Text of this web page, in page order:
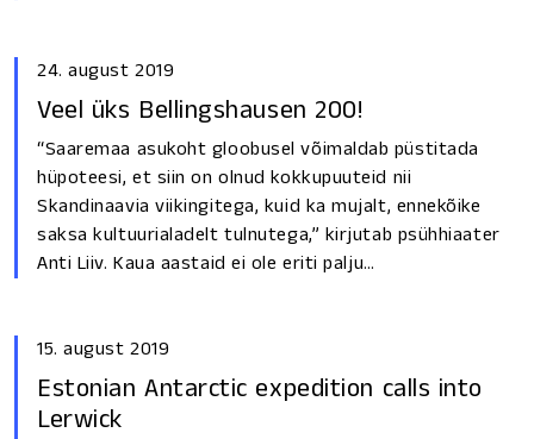
24. august 2019
Veel üks Bellingshausen 200!
“Saaremaa asukoht gloobusel võimaldab püstitada
hüpoteesi, et siin on olnud kokkupuuteid nii
Skandinaavia viikingitega, kuid ka mujalt, ennekõike
saksa kultuurialadelt tulnutega,” kirjutab psühhiaater
Anti Liiv. Kaua aastaid ei ole eriti palju…
15. august 2019
Estonian Antarctic expedition calls into
Lerwick